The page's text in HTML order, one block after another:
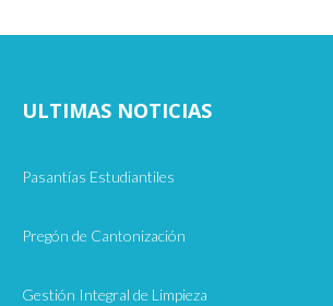
ULTIMAS NOTICIAS
Pasantías Estudiantiles
Pregón de Cantonización
Gestión Integral de Limpieza